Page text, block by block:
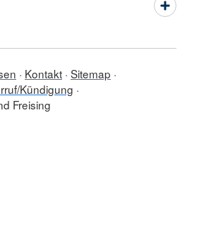
Kontakt Sitemap
Kündigung
Freising